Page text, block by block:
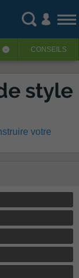
‹ CONSEILS
style
votre